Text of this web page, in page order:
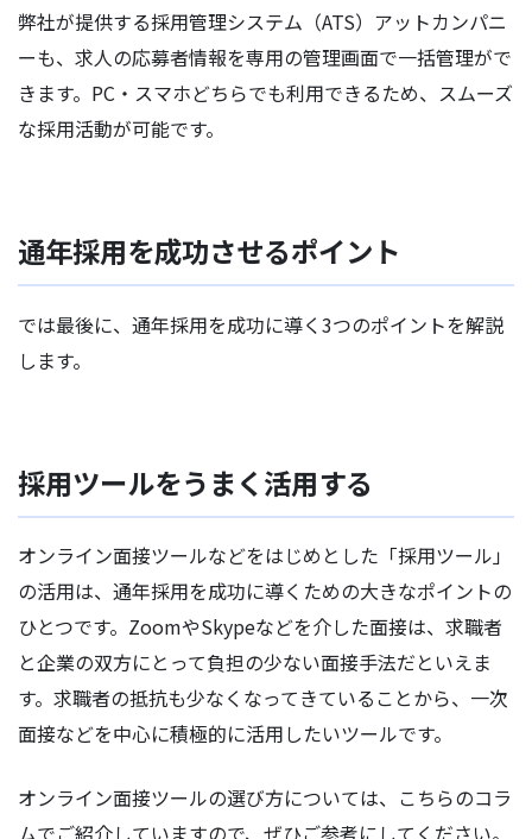
弊社が提供する採用管理システム（ATS）アットカンパニ
ーも、求人の応募者情報を専用の管理画面で一括管理がで
きます。PC・スマホどちらでも利用できるため、スムーズ
な採用活動が可能です。
通年採用を成功させるポイント
では最後に、通年採用を成功に導く3つのポイントを解説
します。
採用ツールをうまく活用する
オンライン面接ツールなどをはじめとした「採用ツール」
の活用は、通年採用を成功に導くための大きなポイントの
ひとつです。ZoomやSkypeなどを介した面接は、求職者
と企業の双方にとって負担の少ない面接手法だといえま
す。求職者の抵抗も少なくなってきていることから、一次
面接などを中心に積極的に活用したいツールです。
オンライン面接ツールの選び方については、こちらのコラ
ムでご紹介していますので、ぜひご参考にしてください。